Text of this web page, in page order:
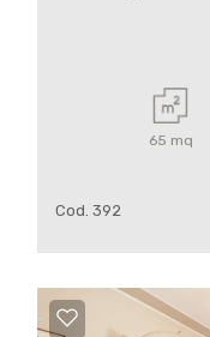
65 mq
Cod. 392